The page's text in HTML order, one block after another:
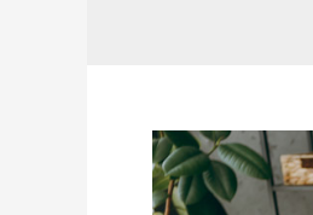
Más
allá